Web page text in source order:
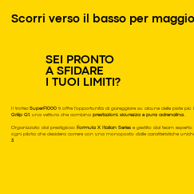
Scorri verso il basso per
SEI PRONTO
A SFIDARE
I TUOI LIMITI?
Il trofeo SuperF1000ti offre l'opportunità di gareggiare su alcune delle piste
Griiip G1
, una vettura che combina prestazioni, sicurezza e pura adrenalina.
Organizzato dal prestigioso Formula X Italian Seriese gestito dal team esperto
ogni pilota che desidera correre con una monoposto dalle caratteristiche
3